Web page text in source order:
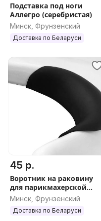
Оценить плавность
Проверить
Выбрать цвет обивки
Получить
Оформить заказ с
Беларуси можно прямо
Предложение не
Производство ООО
Беларусь.
Подставка под ноги
Аллегро (серебристая)
Минск, Фрунзенский
Доставка по Беларуси
45 р.
Воротник на раковину
для парикмахерской
мойки силиконовый на
присосках
Минск, Фрунзенский
Доставка по Беларуси